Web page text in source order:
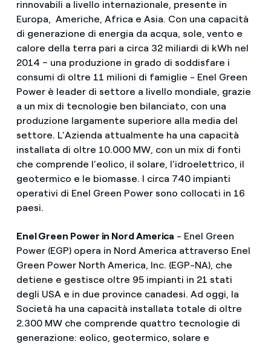
rinnovabili a livello internazionale, presente in
Europa, Americhe, Africa e Asia. Con una capacità
di generazione di energia da acqua, sole, vento e
calore della terra pari a circa 32 miliardi di kWh nel
2014 – una produzione in grado di soddisfare i
consumi di oltre 11 milioni di famiglie - Enel Green
Power è leader di settore a livello mondiale, grazie
a un mix di tecnologie ben bilanciato, con una
produzione largamente superiore alla media del
settore. L’Azienda attualmente ha una capacità
installata di oltre 10.000 MW, con un mix di fonti
che comprende l’eolico, il solare, l’idroelettrico, il
geotermico e le biomasse. I circa 740 impianti
operativi di Enel Green Power sono collocati in 16
paesi.
Enel Green Power in Nord America - Enel Green
Power (EGP) opera in Nord America attraverso Enel
Green Power North America, Inc. (EGP-NA), che
detiene e gestisce oltre 95 impianti in 21 stati
degli USA e in due province canadesi. Ad oggi, la
Società ha una capacità installata totale di oltre
2.300 MW che comprende quattro tecnologie di
generazione: eolico, geotermico, solare e